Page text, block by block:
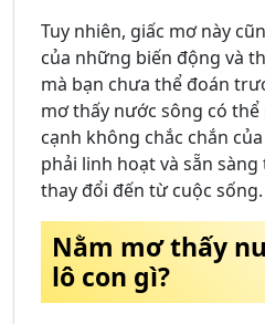
Tuy nhiên, giấc mơ này
của những biến động và
mà bạn chưa thể đoán
mơ thấy nước sông có
cạnh không chắc chắn
phải linh hoạt và sẵn
thay đổi đến từ cuộc sống.
Nằm mơ thấy
lô con gì?